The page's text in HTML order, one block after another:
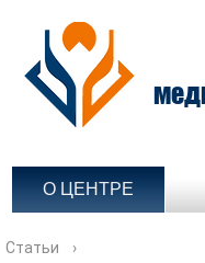
О ЦЕНТРЕ
Статьи ›